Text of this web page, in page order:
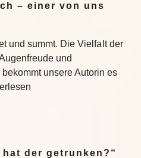
– einer von uns
und summt. Die Vielfalt der
und
unsere Autorin es
hat der getrunken?“